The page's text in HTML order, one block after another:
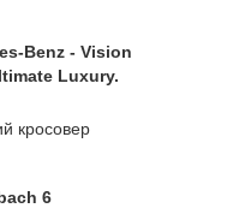
Benz - Vision
Luxury.
кросовер
6